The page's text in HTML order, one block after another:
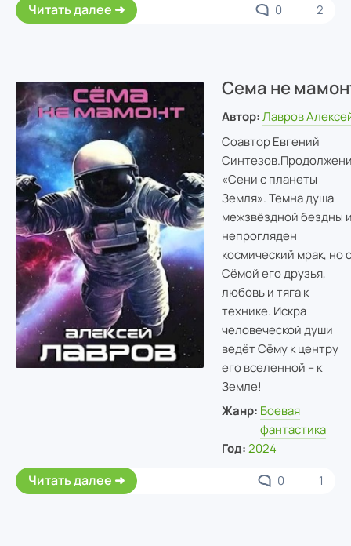
Читать далее 0 2
Сема не
Автор: Лавров
Соавтор Евгений
Синтезов.
«Сени с планеты
Земля». Темна душа
межзвёздной бездны
непрогляден
космический мрак, но с
Сёмой его друзья,
любовь и тяга к
технике. Искра
человеческой души
ведёт Сёму к центру
его вселенной – к
Земле!
Жанр: Боевая
фантастика
Год: 2024
Читать далее 0 1